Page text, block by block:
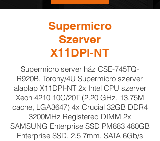
Supermicro
Szerver
X11DPI-NT
Supermicro server ház CSE-745TQ-
R920B, Torony/4U Supermicro szerver
alaplap X11DPI-NT 2x Intel CPU szerver
Xeon 4210 10C/20T (2.20 GHz, 13.75M
cache, LGA3647) 4x Crucial 32GB DDR4
3200MHz Registered DIMM 2x
SAMSUNG Enterprise SSD PM883 480GB
Enterprise SSD, 2.5 7mm, SATA 6Gb/s